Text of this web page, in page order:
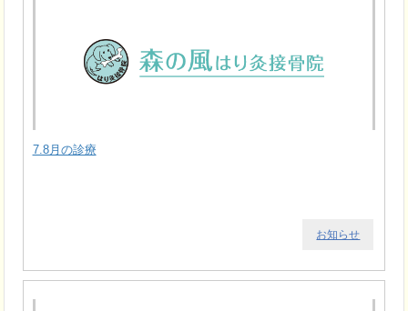
7.8月の診療
お知らせ